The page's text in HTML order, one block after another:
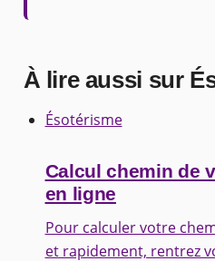
À lire aussi sur
Ésotérisme
Calcul chemin de
en ligne
Pour calculer votre
et rapidement, rentrez